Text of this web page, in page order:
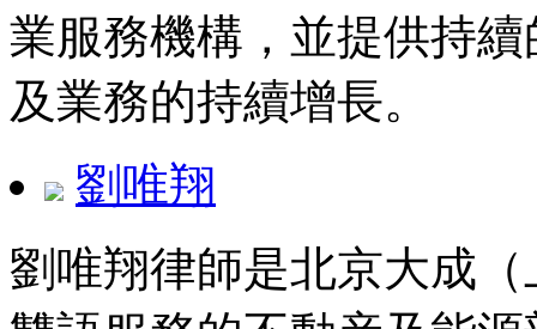
業服務機構，並提供持
及業務的持續增長。
劉唯翔
劉唯翔律師是北京大成